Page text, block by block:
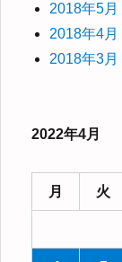
2018年5月
2018年4月
2018年3月
2022年4月
月 火